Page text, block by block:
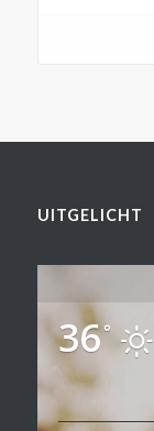
UITGELICHT
36°